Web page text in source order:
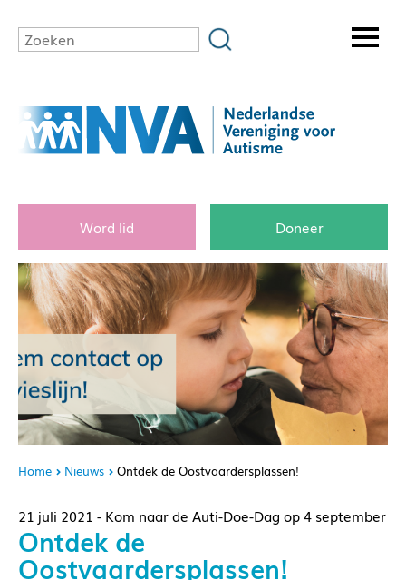
Word lid Doneer
Home Nieuws Ontdek de Oostvaardersplassen!
21 juli 2021 - Kom naar de Auti-Doe-Dag op 4 september
Ontdek de
Oostvaardersplassen!